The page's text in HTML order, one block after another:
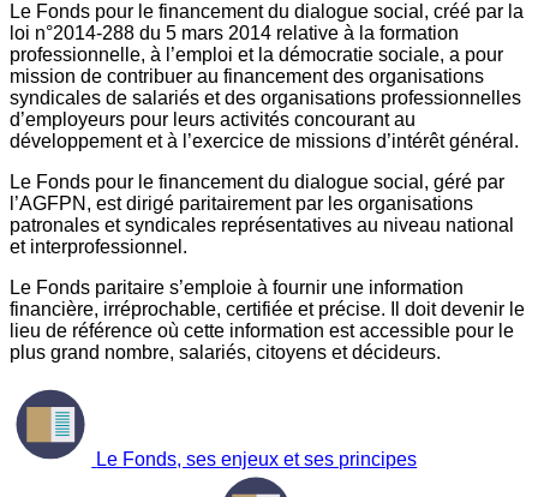
Le Fonds pour le financement du dialogue social, créé par la
loi n°2014-288 du 5 mars 2014 relative à la formation
professionnelle, à l’emploi et la démocratie sociale, a pour
mission de contribuer au financement des organisations
syndicales de salariés et des organisations professionnelles
d’employeurs pour leurs activités concourant au
développement et à l’exercice de missions d’intérêt général.
Le Fonds pour le financement du dialogue social, géré par
l’AGFPN, est dirigé paritairement par les organisations
patronales et syndicales représentatives au niveau national
et interprofessionnel.
Le Fonds paritaire s’emploie à fournir une information
financière, irréprochable, certifiée et précise. Il doit devenir le
lieu de référence où cette information est accessible pour le
plus grand nombre, salariés, citoyens et décideurs.
Le Fonds, ses enjeux et ses principes